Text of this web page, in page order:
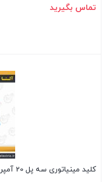
تماس بگیرید
کلید مینیاتوری سه پل 20 آمپر دنا الکتریک